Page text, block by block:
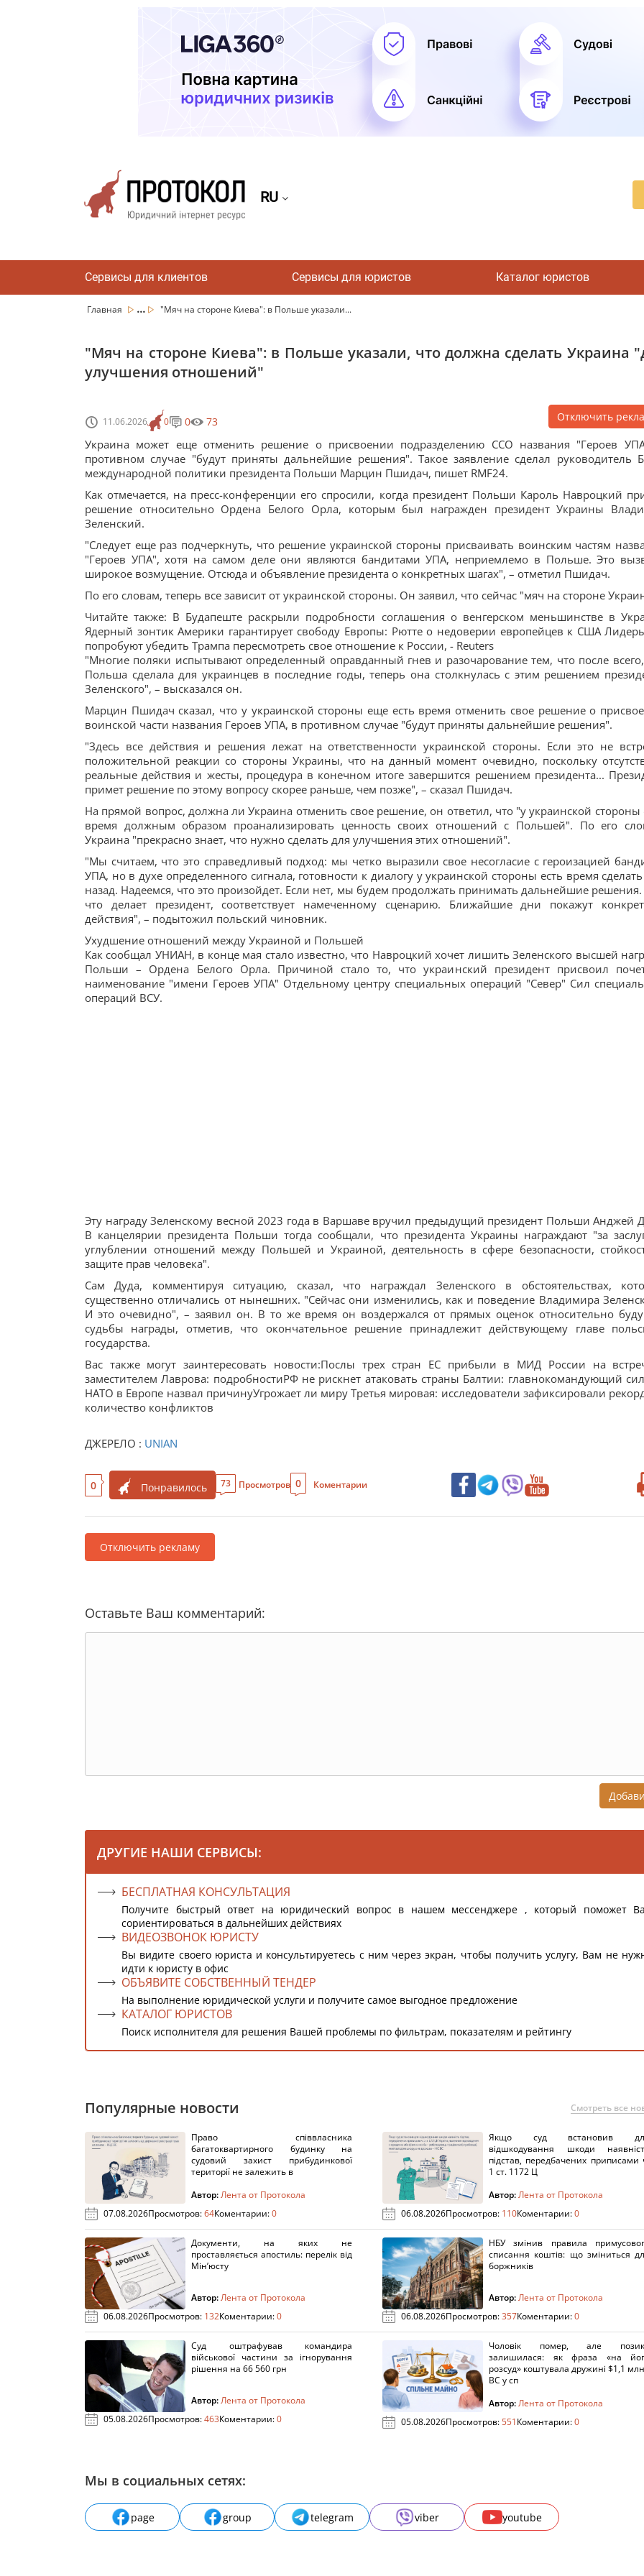
RU
Сервисы для клиентов Сервисы для юристов Каталог юристов
Главная ... "Мяч на стороне Киева": в Польше указали...
"Мяч на стороне Киева": в Польше указали, что должна сделать Украина
улучшения отношений"
11.06.2026 0 0 73 Отключить
Украина может еще отменить решение о присвоении подразделению ССО названия "Героев
противном случае "будут приняты дальнейшие решения". Такое заявление сделал руководитель
международной политики президента Польши Марцин Пшидач, пишет RMF24.
Как отмечается, на пресс-конференции его спросили, когда президент Польши Кароль Навроцкий
решение относительно Ордена Белого Орла, которым был награжден президент Украины
Зеленский.
"Следует еще раз подчеркнуть, что решение украинской стороны присваивать воинским частям
"Героев УПА", хотя на самом деле они являются бандитами УПА, неприемлемо в Польше. Это
широкое возмущение. Отсюда и объявление президента о конкретных шагах", – отметил Пшидач.
По его словам, теперь все зависит от украинской стороны. Он заявил, что сейчас "мяч на стороне
Читайте также: В Будапеште раскрыли подробности соглашения о венгерском меньшинстве в
Ядерный зонтик Америки гарантирует свободу Европы: Рютте о недоверии европейцев к США
попробуют убедить Трампа пересмотреть свое отношение к России, - Reuters
"Многие поляки испытывают определенный оправданный гнев и разочарование тем, что после
Польша сделала для украинцев в последние годы, теперь она столкнулась с этим решением
Зеленского", – высказался он.
Марцин Пшидач сказал, что у украинской стороны еще есть время отменить свое решение о
воинской части названия Героев УПА, в противном случае "будут приняты дальнейшие решения".
"Здесь все действия и решения лежат на ответственности украинской стороны. Если это не
положительной реакции со стороны Украины, что на данный момент очевидно, поскольку
реальные действия и жесты, процедура в конечном итоге завершится решением президента...
примет решение по этому вопросу скорее раньше, чем позже", – сказал Пшидач.
На прямой вопрос, должна ли Украина отменить свое решение, он ответил, что "у украинской стороны
время должным образом проанализировать ценность своих отношений с Польшей". По его
Украина "прекрасно знает, что нужно сделать для улучшения этих отношений".
"Мы считаем, что это справедливый подход: мы четко выразили свое несогласие с героизацией
УПА, но в духе определенного сигнала, готовности к диалогу у украинской стороны есть время
назад. Надеемся, что это произойдет. Если нет, мы будем продолжать принимать дальнейшие решения.
что делает президент, соответствует намеченному сценарию. Ближайшие дни покажут
действия", – подытожил польский чиновник.
Ухудшение отношений между Украиной и Польшей
Как сообщал УНИАН, в конце мая стало известно, что Навроцкий хочет лишить Зеленского высшей
Польши – Ордена Белого Орла. Причиной стало то, что украинский президент присвоил
наименование "имени Героев УПА" Отдельному центру специальных операций "Север" Сил
операций ВСУ.
Эту награду Зеленскому весной 2023 года в Варшаве вручил предыдущий президент Польши Анджей
В канцелярии президента Польши тогда сообщали, что президента Украины награждают "за
углублении отношений между Польшей и Украиной, деятельность в сфере безопасности,
защите прав человека".
Сам Дуда, комментируя ситуацию, сказал, что награждал Зеленского в обстоятельствах,
существенно отличались от нынешних. "Сейчас они изменились, как и поведение Владимира
И это очевидно", – заявил он. В то же время он воздержался от прямых оценок относительно
судьбы награды, отметив, что окончательное решение принадлежит действующему главе
государства.
Вас также могут заинтересовать новости:Послы трех стран ЕС прибыли в МИД России на
заместителем Лаврова: подробности​​РФ не рискнет атаковать страны Балтии: главнокомандующий
НАТО в Европе назвал причинуУгрожает ли миру Третья мировая: исследователи зафиксировали
количество конфликтов
ДЖЕРЕЛО : UNIAN
0 Понравилось 73 Просмотров 0 Коментарии
Отключить рекламу
Оставьте Ваш комментарий:
ДРУГИЕ НАШИ СЕРВИСЫ:
БЕСПЛАТНАЯ КОНСУЛЬТАЦИЯ
Получите быстрый ответ на юридический вопрос в нашем мессенджере , который поможет
сориентироваться в дальнейших действиях
ВИДЕОЗВОНОК ЮРИСТУ
Вы видите своего юриста и консультируетесь с ним через экран, чтобы получить услугу, Вам не
идти к юристу в офис
ОБЪЯВИТЕ СОБСТВЕННЫЙ ТЕНДЕР
На выполнение юридической услуги и получите самое выгодное предложение
КАТАЛОГ ЮРИСТОВ
Поиск исполнителя для решения Вашей проблемы по фильтрам, показателям и рейтингу
Популярные новости Смотреть все
Право співвласника
багатоквартирного будинку на
судовий захист прибудинкової
території не залежить в
Автор:Лента от Протокола
07.08.2026Просмотров:64Коментарии:0
Якщо суд встановив
відшкодування шкоди
підстав, передбачених приписами
1 ст. 1172 Ц
Автор:Лента от Протокола
06.08.2026Просмотров: 110Коментарии:0
Документи, на яких не
проставляється апостиль: перелік від
Мін’юсту
Автор:Лента от Протокола
06.08.2026Просмотров: 132Коментарии:0
НБУ змінив правила
списання коштів: що зміниться
боржників
Автор:Лента от Протокола
06.08.2026Просмотров:357Коментарии:0
Суд оштрафував командира
військової частини за ігнорування
рішення на 66 560 грн
Автор:Лента от Протокола
05.08.2026Просмотров:463Коментарии:0
Чоловік помер, але
залишилася: як фраза «на
розсуд» коштувала дружині $1,1
ВС у сп
Автор:Лента от Протокола
05.08.2026Просмотров:551Коментарии:0
Мы в социальных сетях:
page group telegram viber youtube